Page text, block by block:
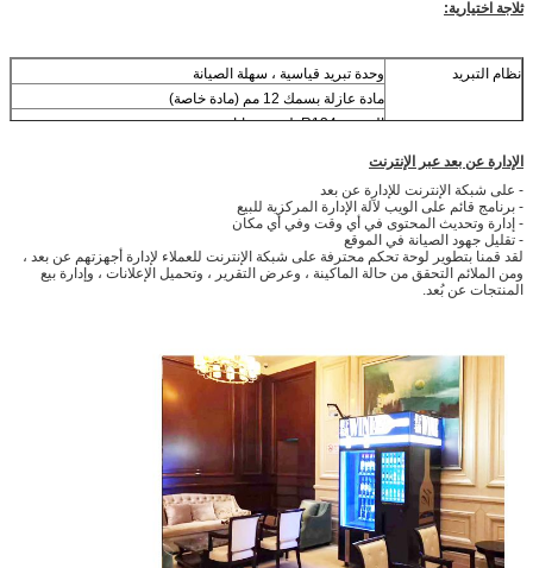
ثلاجة اختيارية:
نظام التبريد
وحدة تبريد قياسية ، سهلة الصيانة
مادة عازلة بسمك 12 مم (مادة خاصة)
المبرد R134a يلتقي بنفايات
الإدارة عن بعد عبر الإنترنت
- على شبكة الإنترنت للإدارة عن بعد
- برنامج قائم على الويب لآلة الإدارة المركزية للبيع
- إدارة وتحديث المحتوى في أي وقت وفي أي مكان
- تقليل جهود الصيانة في الموقع
لقد قمنا بتطوير لوحة تحكم محترفة على شبكة الإنترنت للعملاء لإدارة أجهزتهم عن بعد ،
ومن الملائم التحقق من حالة الماكينة ، وعرض التقرير ، وتحميل الإعلانات ، وإدارة بيع
المنتجات عن بُعد.